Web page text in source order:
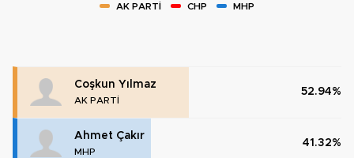
AK PARTİ CHP MHP
Coşkun Yılmaz
AK PARTİ
52.94%
Ahmet Çakır
MHP
41.32%